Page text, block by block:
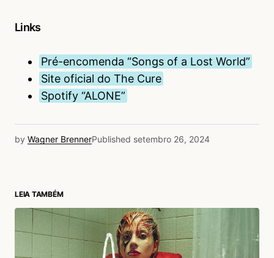
Links
Pré-encomenda “Songs of a Lost World”
Site oficial do The Cure
Spotify “ALONE”
by Wagner BrennerPublished setembro 26, 2024
LEIA TAMBÉM